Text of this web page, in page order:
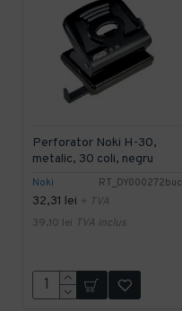
Noki RT_DY000272buc
Perforator Noki H-30,
metalic, 30 coli, negru
32,31 lei + TVA
39,10 lei TVA inclus